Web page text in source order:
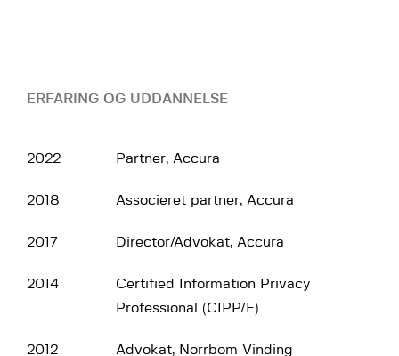
ERFARING OG UDDANNELSE
2022 Partner, Accura
2018 Associeret partner, Accura
2017 Director/Advokat, Accura
2014
Certified Information Privacy
Professional (CIPP/E)
2012 Advokat, Norrbom Vinding